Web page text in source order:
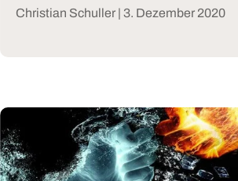
Christian Schuller | 3. Dezember 2020